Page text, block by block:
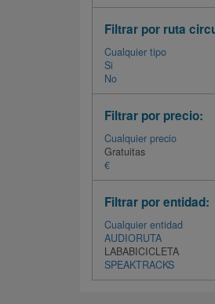
Filtrar por ruta
Cualquier tipo
Si
No
Filtrar por precio:
Cualquier precio
Gratuitas
€
Filtrar por entidad:
Cualquier entidad
AUDIORUTA
LABABICICLETA
SPEAKTRACKS